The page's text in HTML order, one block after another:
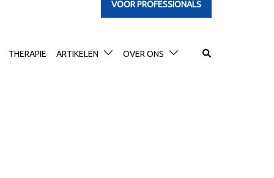
VOOR PROFESSIONALS
THERAPIE ARTIKELEN OVER ONS Search